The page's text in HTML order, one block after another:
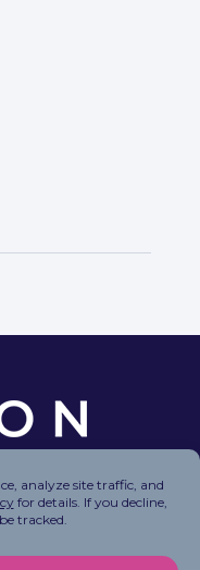
Reserved.